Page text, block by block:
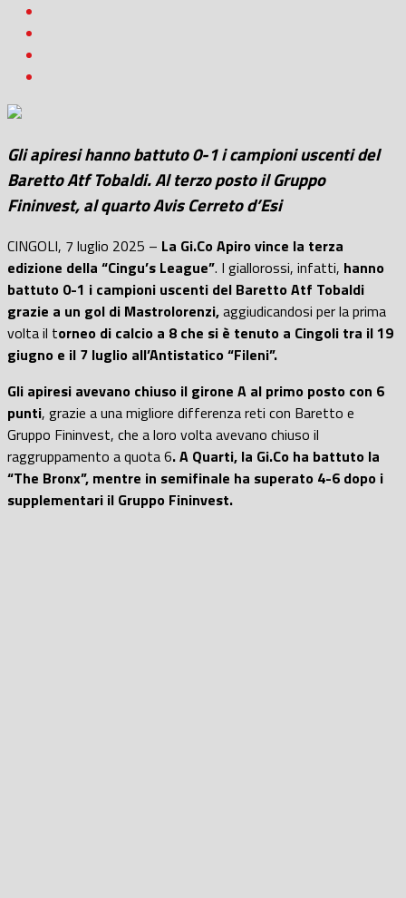
Gli apiresi hanno battuto 0-1 i campioni uscenti del
Baretto Atf Tobaldi. Al terzo posto il Gruppo
Fininvest, al quarto Avis Cerreto d’Esi
CINGOLI, 7 luglio 2025 – La Gi.Co Apiro vince la terza
edizione della “Cingu’s League”. I giallorossi, infatti, hanno
battuto 0-1 i campioni uscenti del Baretto Atf Tobaldi
grazie a un gol di Mastrolorenzi,aggiudicandosi per la prima
volta il torneo di calcio a 8 che si è tenuto a Cingoli tra il 19
giugno e il 7 luglio all’Antistatico “Fileni”.
Gli apiresi avevano chiuso il girone A al primo posto con 6
punti, grazie a una migliore differenza reti con Baretto e
Gruppo Fininvest, che a loro volta avevano chiuso il
raggruppamento a quota 6. A Quarti, la Gi.Co ha battuto la
“The Bronx”, mentre in semifinale ha superato 4-6 dopo i
supplementari il Gruppo Fininvest.